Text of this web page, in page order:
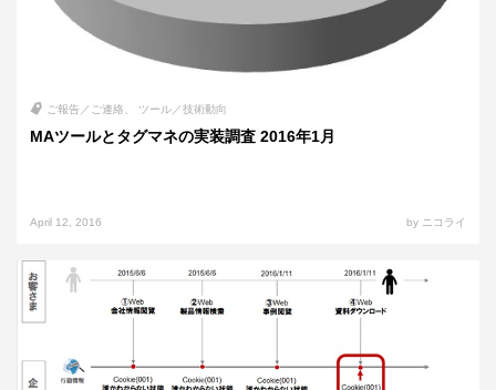
ご報告／ご連絡 ツール／技術動向
MAツールとタグマネの実装調査 2016年1月
April 12, 2016 by ニコライ